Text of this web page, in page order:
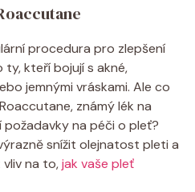
procedura pro zlepšení
ty, kteří bojují s akné,
jemnými vráskami. Ale co
známý lék na
na péči o pleť?
snížit olejnatost pleti a
na to,jak vaše pleť